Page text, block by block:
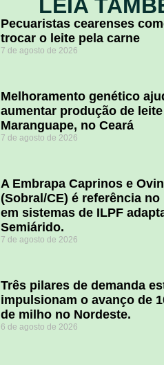
LEIA
Pecuaristas cearenses
trocar o leite pela carne
7 de agosto de 2026
Melhoramento genético
aumentar produção de leite
Maranguape, no Ceará
7 de agosto de 2026
A Embrapa Caprinos e
(Sobral/CE) é referência no
em sistemas de ILPF
Semiárido.
7 de agosto de 2026
​Três pilares de demanda
impulsionam o avanço de
de milho no Nordeste.
6 de agosto de 2026